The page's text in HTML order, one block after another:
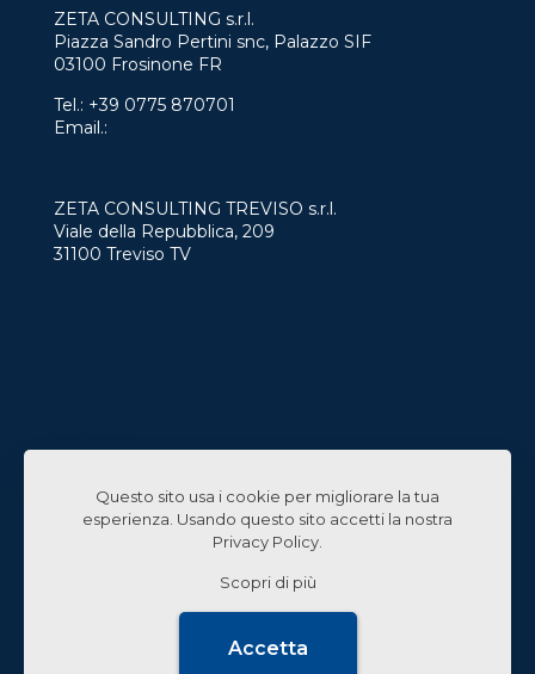
ZETA CONSULTING s.r.l.
Piazza Sandro Pertini snc, Palazzo SIF
03100 Frosinone FR
Tel.: +39 0775 870701
Email.:
ZETA CONSULTING TREVISO s.r.l.
Viale della Repubblica, 209
31100 Treviso TV
Lavora con Noi
Linked In
Questo sito usa i cookie per migliorare la tua
esperienza. Usando questo sito accetti la nostra
Privacy Policy
Scopri di più
Accetta